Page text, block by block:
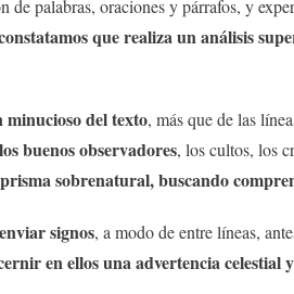
de palabras, oraciones y párrafos, y
que realiza un análisis
minucioso del texto, más que de las
buenos observadores, los cultos, los
sobrenatural, buscando
signos, a modo de entre líneas,
en ellos una advertencia celestial